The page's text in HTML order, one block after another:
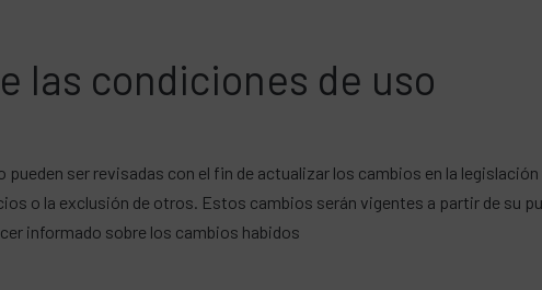
las condiciones de uso
ser revisadas con el fin de actualizar los cambios en la
o la exclusión de otros. Estos cambios serán vigentes a partir de su
informado sobre los cambios habidos